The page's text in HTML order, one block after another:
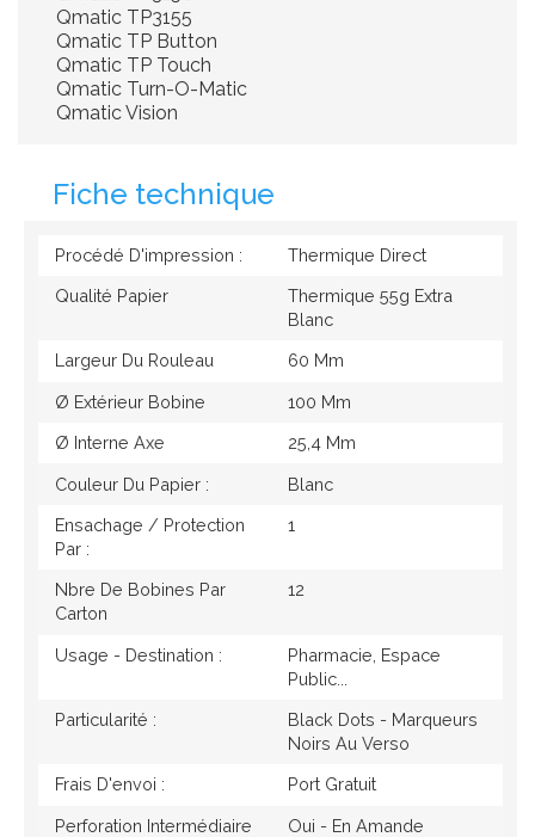
Qmatic TP3155
Qmatic TP Button
Qmatic TP Touch
Qmatic Turn-O-Matic
Qmatic Vision
Fiche technique
Procédé D'impression : Thermique Direct
Qualité Papier
Thermique 55g Extra
Blanc
Largeur Du Rouleau 60 Mm
Ø Extérieur Bobine 100 Mm
Ø Interne Axe 25,4 Mm
Couleur Du Papier : Blanc
Ensachage / Protection
Par :
1
Nbre De Bobines Par
Carton
12
Usage - Destination :
Pharmacie, Espace
Public...
Particularité :
Black Dots - Marqueurs
Noirs Au Verso
Frais D'envoi : Port Gratuit
Perforation Intermédiaire
Oui - En Amande